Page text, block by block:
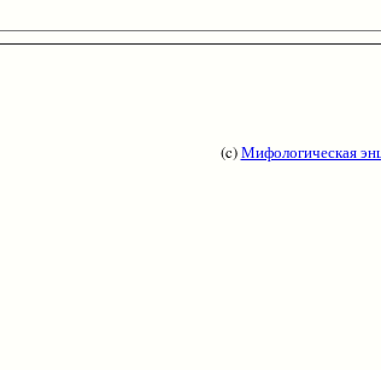
(c)Мифологическая